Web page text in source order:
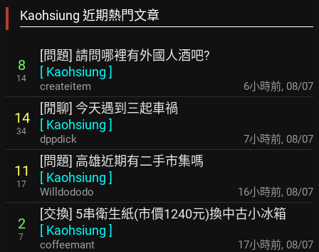
Kaohsiung 近期熱門文章
8
14
[問題] 請問哪裡有外國人酒吧?
[ Kaohsiung ]
createitem 6小時前, 08/07
14
34
[閒聊] 今天遇到三起車禍
[ Kaohsiung ]
dppdick 7小時前, 08/07
11
17
[問題] 高雄近期有二手市集嗎
[ Kaohsiung ]
Willdododo 16小時前, 08/07
2
7
[交換] 5串衛生紙(市價1240元)換中古小冰箱
[ Kaohsiung ]
coffeemant 17小時前, 08/07